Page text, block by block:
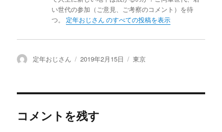
い世代の参加（ご意見、ご考察のコメント）を待
つ。 定年おじさん のすべての投稿を表示
投
定年おじさん
投
2019年2月15日
カ
東京
コメントを残す